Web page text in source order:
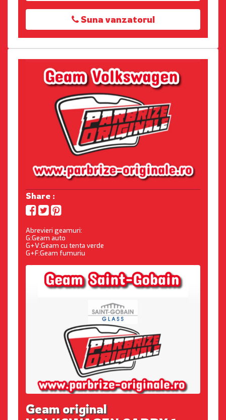
Suna vanzatorul
Share :
Abrevieri geamuri:
G:Geam auto
G+V:Geam cu tenta verde
G+F:Geam fumuriu
Geam original